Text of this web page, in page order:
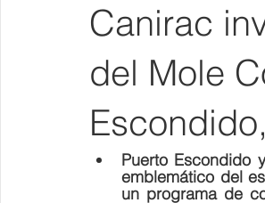
Canirac
del Mole
Puerto Escondido
emblemático del
un programa de